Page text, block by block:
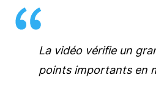
La vidéo vérifie un
points importants en